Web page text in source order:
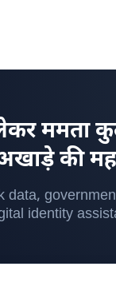
ममता
की
data,
identity